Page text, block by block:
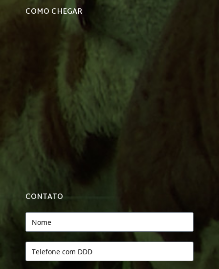
COMO CHEGAR
CONTATO